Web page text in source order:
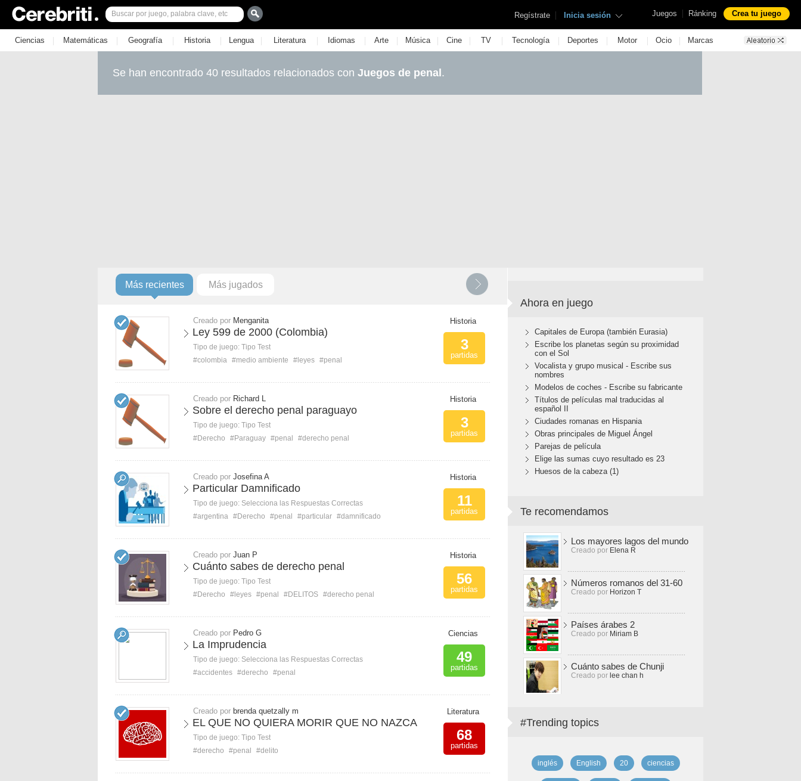
Juegos | Ránking Crea tu juego
Regístrate | Inicia sesión
Ciencias | Matemáticas | Geografía | Historia | Lengua | Literatura | Idiomas | Arte | Música | Cine | TV | Tecnología | Deportes | Motor | Ocio | Marcas
Se han encontrado 40 resultados relacionados con Juegos de penal .
Más recientes Más jugados
Creado por Menganita
Ley 599 de 2000 (Colombia)
Tipo de juego: Tipo Test
#colombia #medio ambiente #leyes #penal
Historia
3
partidas
Creado por Richard L
Sobre el derecho penal paraguayo
Tipo de juego: Tipo Test
#Derecho
#Paraguay #penal #derecho penal
Historia
3
partidas
Creado por Josefina A
Particular Damnificado
Tipo de juego: Selecciona las Respuestas Correctas
#argentina #Derecho #penal #particular #damnificado
Historia
11
partidas
Creado por Juan P
Cuánto sabes de derecho penal
Tipo de juego: Tipo Test
#Derecho
#leyes #penal #DELITOS #derecho penal
Historia
56
partidas
Creado por Pedro G
La Imprudencia
Tipo de juego: Selecciona las Respuestas Correctas
#accidentes #derecho #penal
Ciencias
49
partidas
Creado por brenda quetzally m
EL QUE NO QUIERA MORIR QUE NO NAZCA
Tipo de juego: Tipo Test
#derecho
#penal #delito
Literatura
68
partidas
Ahora en juego
Capitales de Europa (también Eurasia)
Escribe los planetas según su proximidad
con el Sol
Vocalista y grupo musical - Escribe sus
nombres
Modelos de coches - Escribe su fabricante
Títulos de películas mal traducidas al
español II
Ciudades romanas en Hispania
Obras principales de Miguel Ángel
Parejas de película
Elige las sumas cuyo resultado es 23
Huesos de la cabeza (1)
Te recomendamos
Los mayores lagos del mundo
Creado por Elena R
Números romanos del 31-60
Creado por Horizon T
Países árabes 2
Creado por Miriam B
Cuánto sabes de Chunji
Creado por lee chan h
#Trending topics
inglés English 20 ciencias